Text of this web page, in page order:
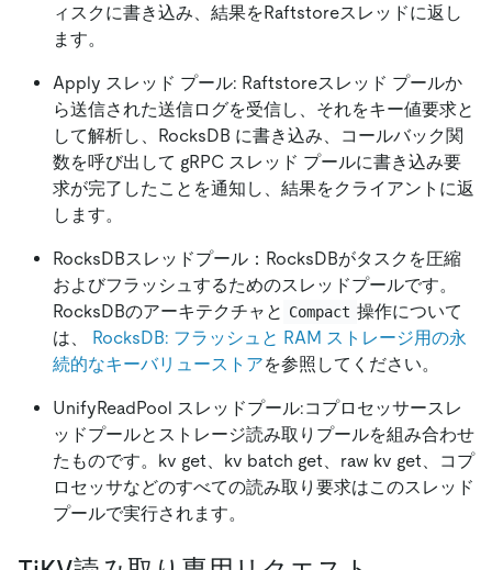
ィスクに書き込み、結果をRaftstoreスレッドに返し
ます。
Apply スレッド プール: Raftstoreスレッド プールか
ら送信された送信ログを受信し、それをキー値要求と
して解析し、RocksDB に書き込み、コールバック関
数を呼び出して gRPC スレッド プールに書き込み要
求が完了したことを通知し、結果をクライアントに返
します。
RocksDBスレッドプール：RocksDBがタスクを圧縮
およびフラッシュするためのスレッドプールです。
RocksDBのアーキテクチャと Compact 操作について
は、 RocksDB: フラッシュと RAM ストレージ用の永
続的なキーバリューストアを参照してください。
UnifyReadPool スレッドプール:コプロセッサースレ
ッドプールとストレージ読み取りプールを組み合わせ
たものです。kv get、kv batch get、raw kv get、コプ
ロセッサなどのすべての読み取り要求はこのスレッド
プールで実行されます。